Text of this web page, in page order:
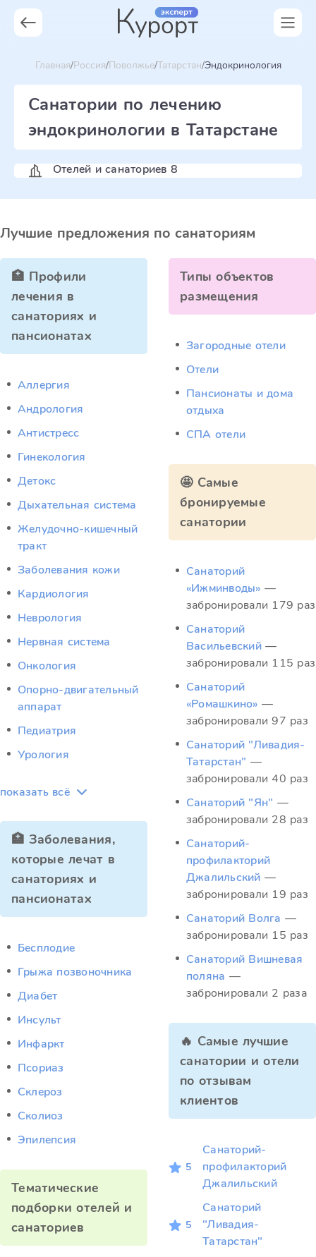
Главная Россия Поволжье Татарстан Эндокринология
Санатории по лечению
эндокринологии в Татарстане
Отелей и санаториев 8
Лучшие предложения по санаториям
🏥 Профили
лечения в
санаториях и
пансионатах
Аллергия
Андрология
Антистресс
Гинекология
Детокс
Дыхательная система
Желудочно-кишечный
тракт
Заболевания кожи
Кардиология
Неврология
Нервная система
Онкология
Опорно-двигательный
аппарат
Педиатрия
Урология
показать всё
🏥 Заболевания,
которые лечат в
санаториях и
пансионатах
Бесплодие
Грыжа позвоночника
Диабет
Инсульт
Инфаркт
Псориаз
Склероз
Сколиоз
Эпилепсия
Тематические
подборки отелей и
санаториев
Типы объектов
размещения
Загородные отели
Отели
Пансионаты и дома
отдыха
СПА отели
🤩 Самые
бронируемые
санатории
Санаторий
«Ижминводы» —
забронировали 179 раз
Санаторий
Васильевский —
забронировали 115 раз
Санаторий
«Ромашкино» —
забронировали 97 раз
Санаторий "Ливадия-
Татарстан" —
забронировали 40 раз
Санаторий "Ян" —
забронировали 28 раз
Санаторий-
профилакторий
Джалильский —
забронировали 19 раз
Санаторий Волга —
забронировали 15 раз
Санаторий Вишневая
поляна —
забронировали 2 раза
🔥 Самые лучшие
санатории и отели
по отзывам
клиентов
5
Санаторий-
профилакторий
Джалильский
5
Санаторий
"Ливадия-
Татарстан"